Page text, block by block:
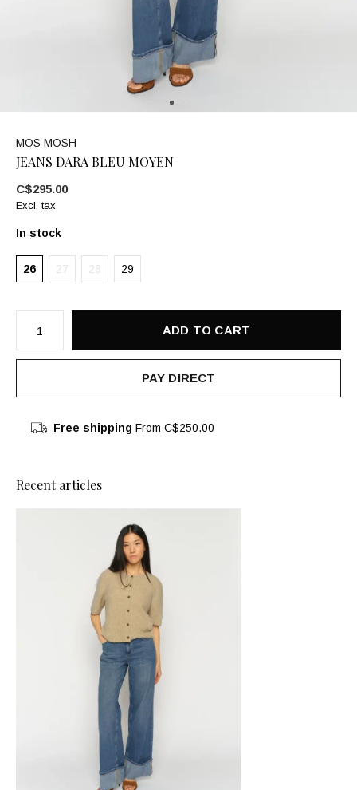
MOS MOSH
JEANS DARA BLEU MOYEN
C$295.00
Excl. tax
In stock
26 27 28 29
ADD TO CART
PAY DIRECT
Free shipping From C$250.00
Recent articles